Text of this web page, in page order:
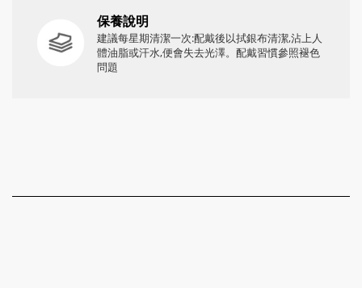
保養說明
建議每星期清潔一次:配戴後以拭銀布清潔,沾上人
體油脂或汗水,便會失去光澤。配戴習慣參照褪色
問題